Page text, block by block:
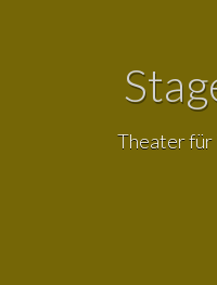
Theater für